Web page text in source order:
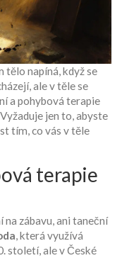
tělo napíná, když se
ale v těle se
a pohybová terapie
jen to, abyste
tím, co vás v těle
terapie
na zábavu, ani taneční
, která využívá
století, ale v České